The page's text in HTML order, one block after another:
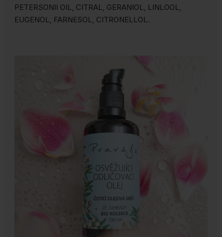
PETERSONII OIL, CITRAL, GERANIOL, LINLOOL,
EUGENOL, FARNESOL, CITRONELLOL.